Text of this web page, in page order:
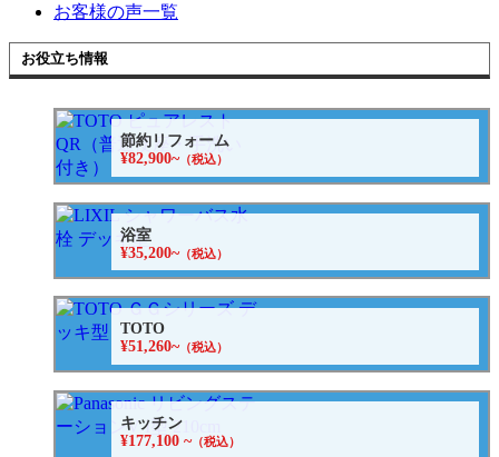
お客様の声一覧
お役立ち情報
節約リフォーム
¥82,900~（税込）
浴室
¥35,200~（税込）
TOTO
¥51,260~（税込）
キッチン
¥177,100 ~（税込）